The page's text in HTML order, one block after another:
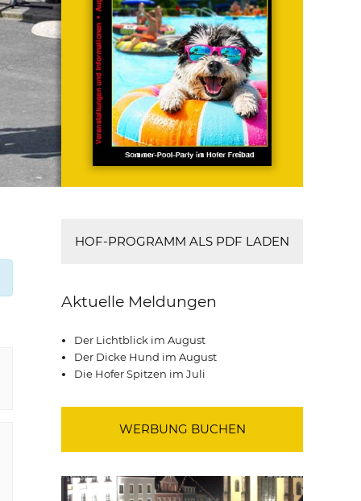
HOF-PROGRAMM ALS PDF LADEN
Aktuelle Meldungen
Der Lichtblick im August
Der Dicke Hund im August
Die Hofer Spitzen im Juli
WERBUNG BUCHEN